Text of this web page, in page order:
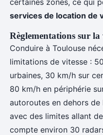
certaines zones, ce qui
services de location de
Règlementations sur la
Conduire à Toulouse
limitations de vitesse :
urbaines, 30 km/h sur
80 km/h en périphérie
autoroutes en dehors
avec des limites allant
compte environ 30